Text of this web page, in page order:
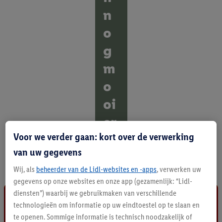
n
o
g
m
o
oi
er
O
d
e
k
l
Voor we verder gaan: kort over de verwerking
van uw gegevens
Wij, als beheerder van de Lidl-websites en -apps, verwerken uw
gegevens op onze websites en onze app (gezamenlijk: “Lidl-
diensten”) waarbij we gebruikmaken van verschillende
technologieën om informatie op uw eindtoestel op te slaan en
te openen. Sommige informatie is technisch noodzakelijk of